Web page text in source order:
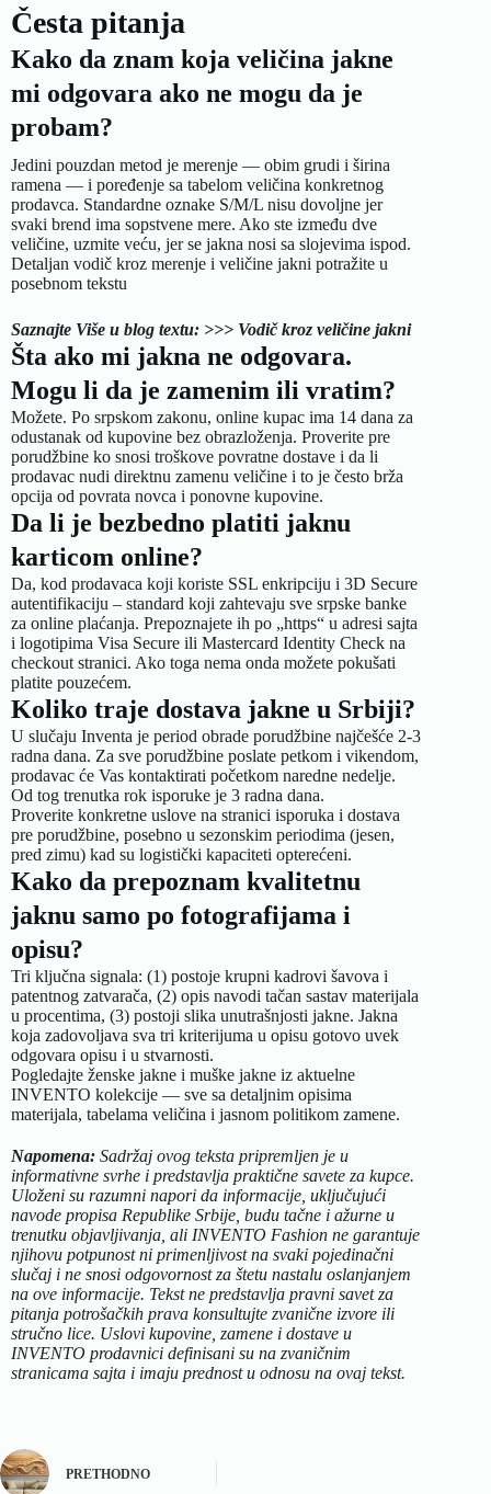
Česta pitanja
Kako da znam koja veličina jakne
mi odgovara ako ne mogu da je
probam?
Jedini pouzdan metod je merenje — obim grudi i širina
ramena — i poređenje sa tabelom veličina konkretnog
prodavca. Standardne oznake S/M/L nisu dovoljne jer
svaki brend ima sopstvene mere. Ako ste između dve
veličine, uzmite veću, jer se jakna nosi sa slojevima ispod.
Detaljan vodič kroz merenje i veličine jakni potražite u
posebnom tekstu
Saznajte Više u blog textu: >>> Vodič kroz veličine jakni
Šta ako mi jakna ne odgovara.
Mogu li da je zamenim ili vratim?
Možete. Po srpskom zakonu, online kupac ima 14 dana za
odustanak od kupovine bez obrazloženja. Proverite pre
porudžbine ko snosi troškove povratne dostave i da li
prodavac nudi direktnu zamenu veličine i to je često brža
opcija od povrata novca i ponovne kupovine.
Da li je bezbedno platiti jaknu
karticom online?
Da, kod prodavaca koji koriste SSL enkripciju i 3D Secure
autentifikaciju – standard koji zahtevaju sve srpske banke
za online plaćanja. Prepoznajete ih po „https“ u adresi sajta
i logotipima Visa Secure ili Mastercard Identity Check na
checkout stranici. Ako toga nema onda možete pokušati
platite pouzećem.
Koliko traje dostava jakne u Srbiji?
U slučaju Inventa je period obrade porudžbine najčešće 2-3
radna dana. Za sve porudžbine poslate petkom i vikendom,
prodavac će Vas kontaktirati početkom naredne nedelje.
Od tog trenutka rok isporuke je 3 radna dana.
Proverite konkretne uslove na stranici isporuka i dostava
pre porudžbine, posebno u sezonskim periodima (jesen,
pred zimu) kad su logistički kapaciteti opterećeni.
Kako da prepoznam kvalitetnu
jaknu samo po fotografijama i
opisu?
Tri ključna signala: (1) postoje krupni kadrovi šavova i
patentnog zatvarača, (2) opis navodi tačan sastav materijala
u procentima, (3) postoji slika unutrašnjosti jakne. Jakna
koja zadovoljava sva tri kriterijuma u opisu gotovo uvek
odgovara opisu i u stvarnosti.
Pogledajte ženske jakne i muške jakne iz aktuelne
INVENTO kolekcije — sve sa detaljnim opisima
materijala, tabelama veličina i jasnom politikom zamene.
Napomena: Sadržaj ovog teksta pripremljen je u
informativne svrhe i predstavlja praktične savete za kupce.
Uloženi su razumni napori da informacije, uključujući
navode propisa Republike Srbije, budu tačne i ažurne u
trenutku objavljivanja, ali INVENTO Fashion ne garantuje
njihovu potpunost ni primenljivost na svaki pojedinačni
slučaj i ne snosi odgovornost za štetu nastalu oslanjanjem
na ove informacije. Tekst ne predstavlja pravni savet za
pitanja potrošačkih prava konsultujte zvanične izvore ili
stručno lice. Uslovi kupovine, zamene i dostave u
INVENTO prodavnici definisani su na zvaničnim
stranicama sajta i imaju prednost u odnosu na ovaj tekst.
PRETHODNO